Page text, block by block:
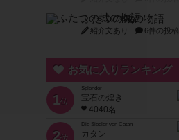
ふたつの城の物語
紹介文あり 6件の投稿
お気に入りランキング
1位
Splendor
宝石の煌き
4040名
2位
Die Siedler von Catan
カタン